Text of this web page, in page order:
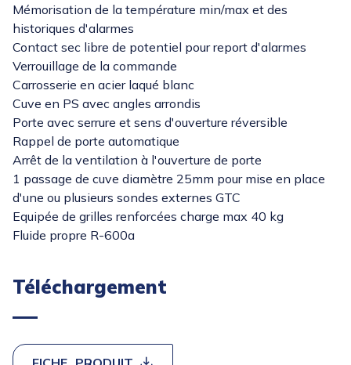
Mémorisation de la température min/max et des
historiques d'alarmes
Contact sec libre de potentiel pour report d'alarmes
Verrouillage de la commande
Carrosserie en acier laqué blanc
Cuve en PS avec angles arrondis
Porte avec serrure et sens d'ouverture réversible
Rappel de porte automatique
Arrêt de la ventilation à l'ouverture de porte
1 passage de cuve diamètre 25mm pour mise en place
d'une ou plusieurs sondes externes GTC
Equipée de grilles renforcées charge max 40 kg
Fluide propre R-600a
Téléchargement